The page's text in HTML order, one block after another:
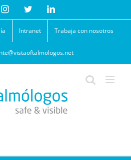
InstagramTwitterLinkedIn
Intranet Trabaja con nosotros